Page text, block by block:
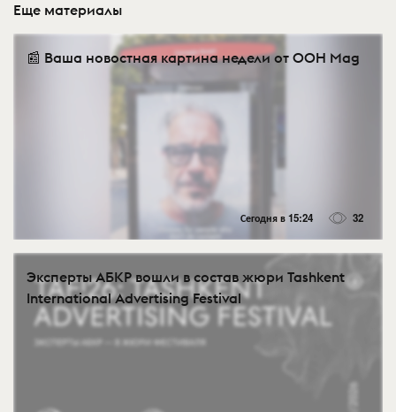
Еще материалы
📰 Ваша новостная картина недели от OOH Mag
Сегодня в 15:24 32
Эксперты АБКР вошли в состав жюри Tashkent
International Advertising Festival